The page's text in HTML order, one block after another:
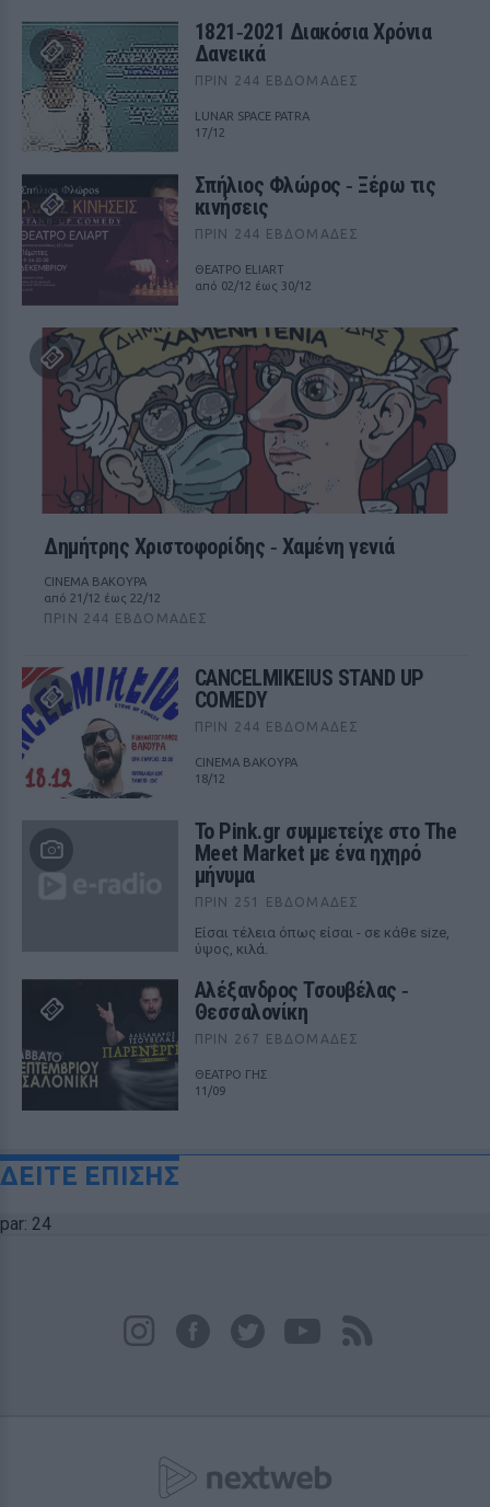
1821‑2021 Διακόσια Χρόνια
Δανεικά
ΠΡΙΝ 244 ΕΒΔΟΜΆΔΕΣ
LUNAR SPACE PATRA
17/12
Σπήλιος Φλώρος ‑ Ξέρω τις
κινήσεις
ΠΡΙΝ 244 ΕΒΔΟΜΆΔΕΣ
ΘΕΑΤΡΟ ELIART
από 02/12 έως 30/12
Δημήτρης Χριστοφορίδης ‑ Χαμένη γενιά
CINEMA ΒΑΚΟΥΡΑ
από 21/12 έως 22/12
ΠΡΙΝ 244 ΕΒΔΟΜΆΔΕΣ
CANCELMIKEIUS STAND UP
COMEDY
ΠΡΙΝ 244 ΕΒΔΟΜΆΔΕΣ
CINEMA ΒΑΚΟΥΡΑ
18/12
Το Pink.gr συμμετείχε στο The
Meet Market με ένα ηχηρό
μήνυμα
ΠΡΙΝ 251 ΕΒΔΟΜΆΔΕΣ
Είσαι τέλεια όπως είσαι - σε κάθε size,
ύψος, κιλά.
Αλέξανδρος Τσουβέλας ‑
Θεσσαλονίκη
ΠΡΙΝ 267 ΕΒΔΟΜΆΔΕΣ
ΘΕΑΤΡΟ ΓΗΣ
11/09
ΔΕΙΤΕ ΕΠΙΣΗΣ
par: 24